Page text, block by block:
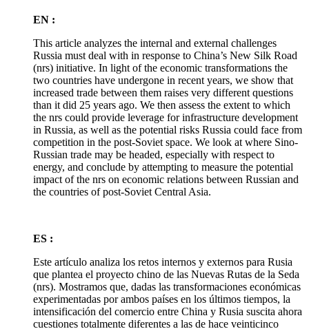
EN :
This article analyzes the internal and external challenges
Russia must deal with in response to China’s New Silk Road
(nrs) initiative. In light of the economic transformations the
two countries have undergone in recent years, we show that
increased trade between them raises very different questions
than it did 25 years ago. We then assess the extent to which
the nrs could provide leverage for infrastructure development
in Russia, as well as the potential risks Russia could face from
competition in the post-Soviet space. We look at where Sino-
Russian trade may be headed, especially with respect to
energy, and conclude by attempting to measure the potential
impact of the nrs on economic relations between Russian and
the countries of post-Soviet Central Asia.
ES :
Este artículo analiza los retos internos y externos para Rusia
que plantea el proyecto chino de las Nuevas Rutas de la Seda
(nrs). Mostramos que, dadas las transformaciones económicas
experimentadas por ambos países en los últimos tiempos, la
intensificación del comercio entre China y Rusia suscita ahora
cuestiones totalmente diferentes a las de hace veinticinco